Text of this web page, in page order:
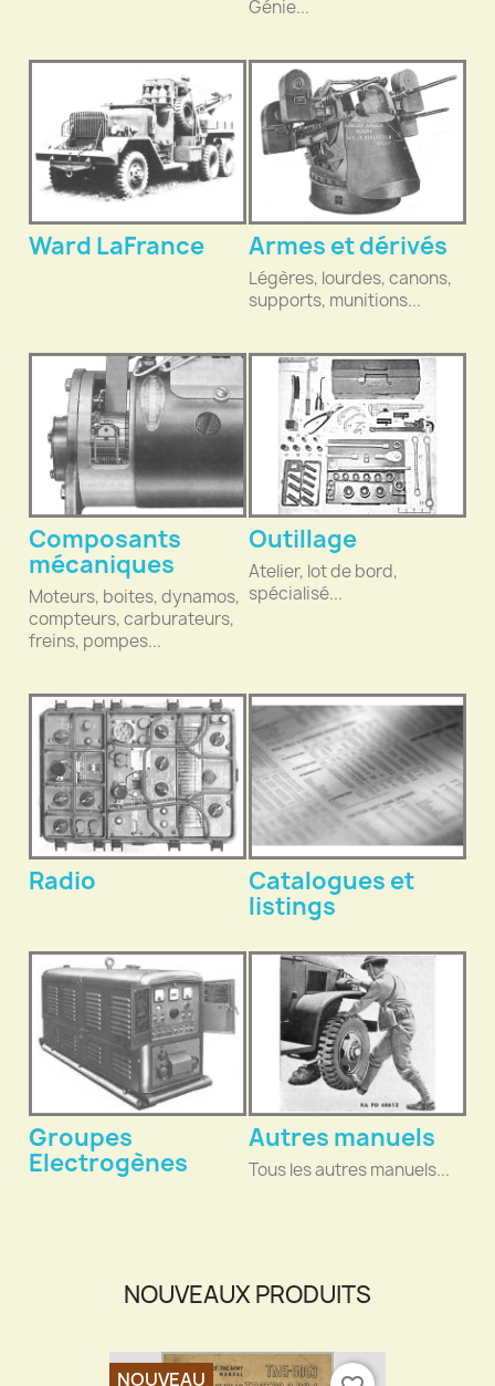
Génie...
Ward LaFrance Armes et dérivés
Légères, lourdes, canons,
supports, munitions...
Composants
mécaniques
Moteurs, boites, dynamos,
compteurs, carburateurs,
freins, pompes...
Outillage
Atelier, lot de bord,
spécialisé...
Radio Catalogues et
listings
Groupes
Electrogènes
Autres manuels
Tous les autres manuels...
NOUVEAUX PRODUITS
NOUVEAU